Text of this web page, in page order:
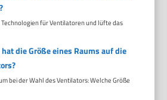
für Ventilatoren und lüfte das
die Größe eines Raums auf die
bei der Wahl des Ventilators: Welche Größe